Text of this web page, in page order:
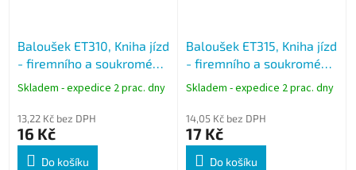
Baloušek ET310, Kniha jízd
- firemního a soukromého
vozidla A6
Skladem - expedice 2 prac. dny
13,22 Kč bez DPH
16 Kč
Do košíku
Baloušek ET315, Kniha jízd
- firemního a soukromého
vozidla 1/3 A4
Skladem - expedice 2 prac. dny
14,05 Kč bez DPH
17 Kč
Do košíku